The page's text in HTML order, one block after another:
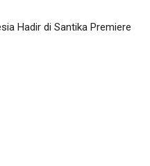
Hadir di Santika Premiere